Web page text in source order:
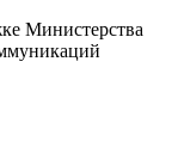
Министерства